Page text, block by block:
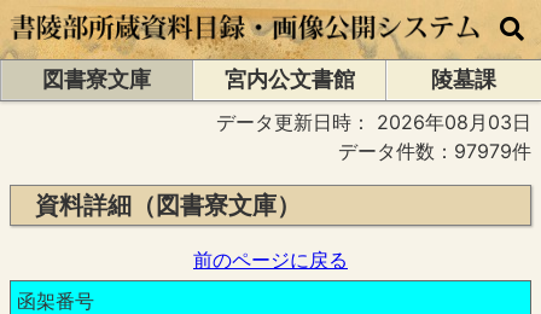
図書寮文庫 宮内公文書館
陵墓課
データ更新日時： 2026年08月03日
データ件数：97979件
資料詳細（図書寮文庫）
前のページに戻る
函架番号